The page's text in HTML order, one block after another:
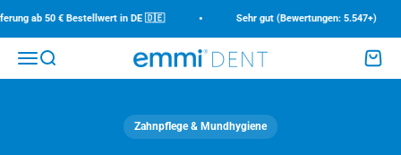
ab 50 € Bestellwert in DE 🇩🇪 Sehr gut (Bewertungen: 5.547+)
MenüSuche emmi-dent
Zahnpflege & Mundhygiene